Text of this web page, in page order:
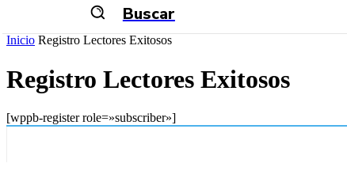
Buscar
Inicio Registro Lectores Exitosos
Registro Lectores Exitosos
[wppb-register role=»subscriber»]